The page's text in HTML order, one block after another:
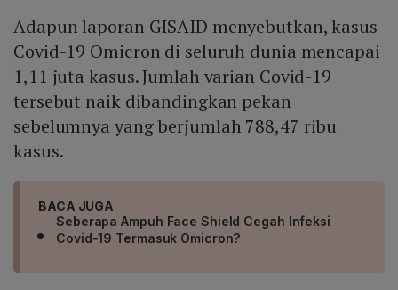
Adapun laporan GISAID menyebutkan, kasus
Covid-19 Omicron di seluruh dunia mencapai
1,11 juta kasus. Jumlah varian Covid-19
tersebut naik dibandingkan pekan
sebelumnya yang berjumlah 788,47 ribu
kasus.
BACA JUGA
Seberapa Ampuh Face Shield Cegah Infeksi
Covid-19 Termasuk Omicron?